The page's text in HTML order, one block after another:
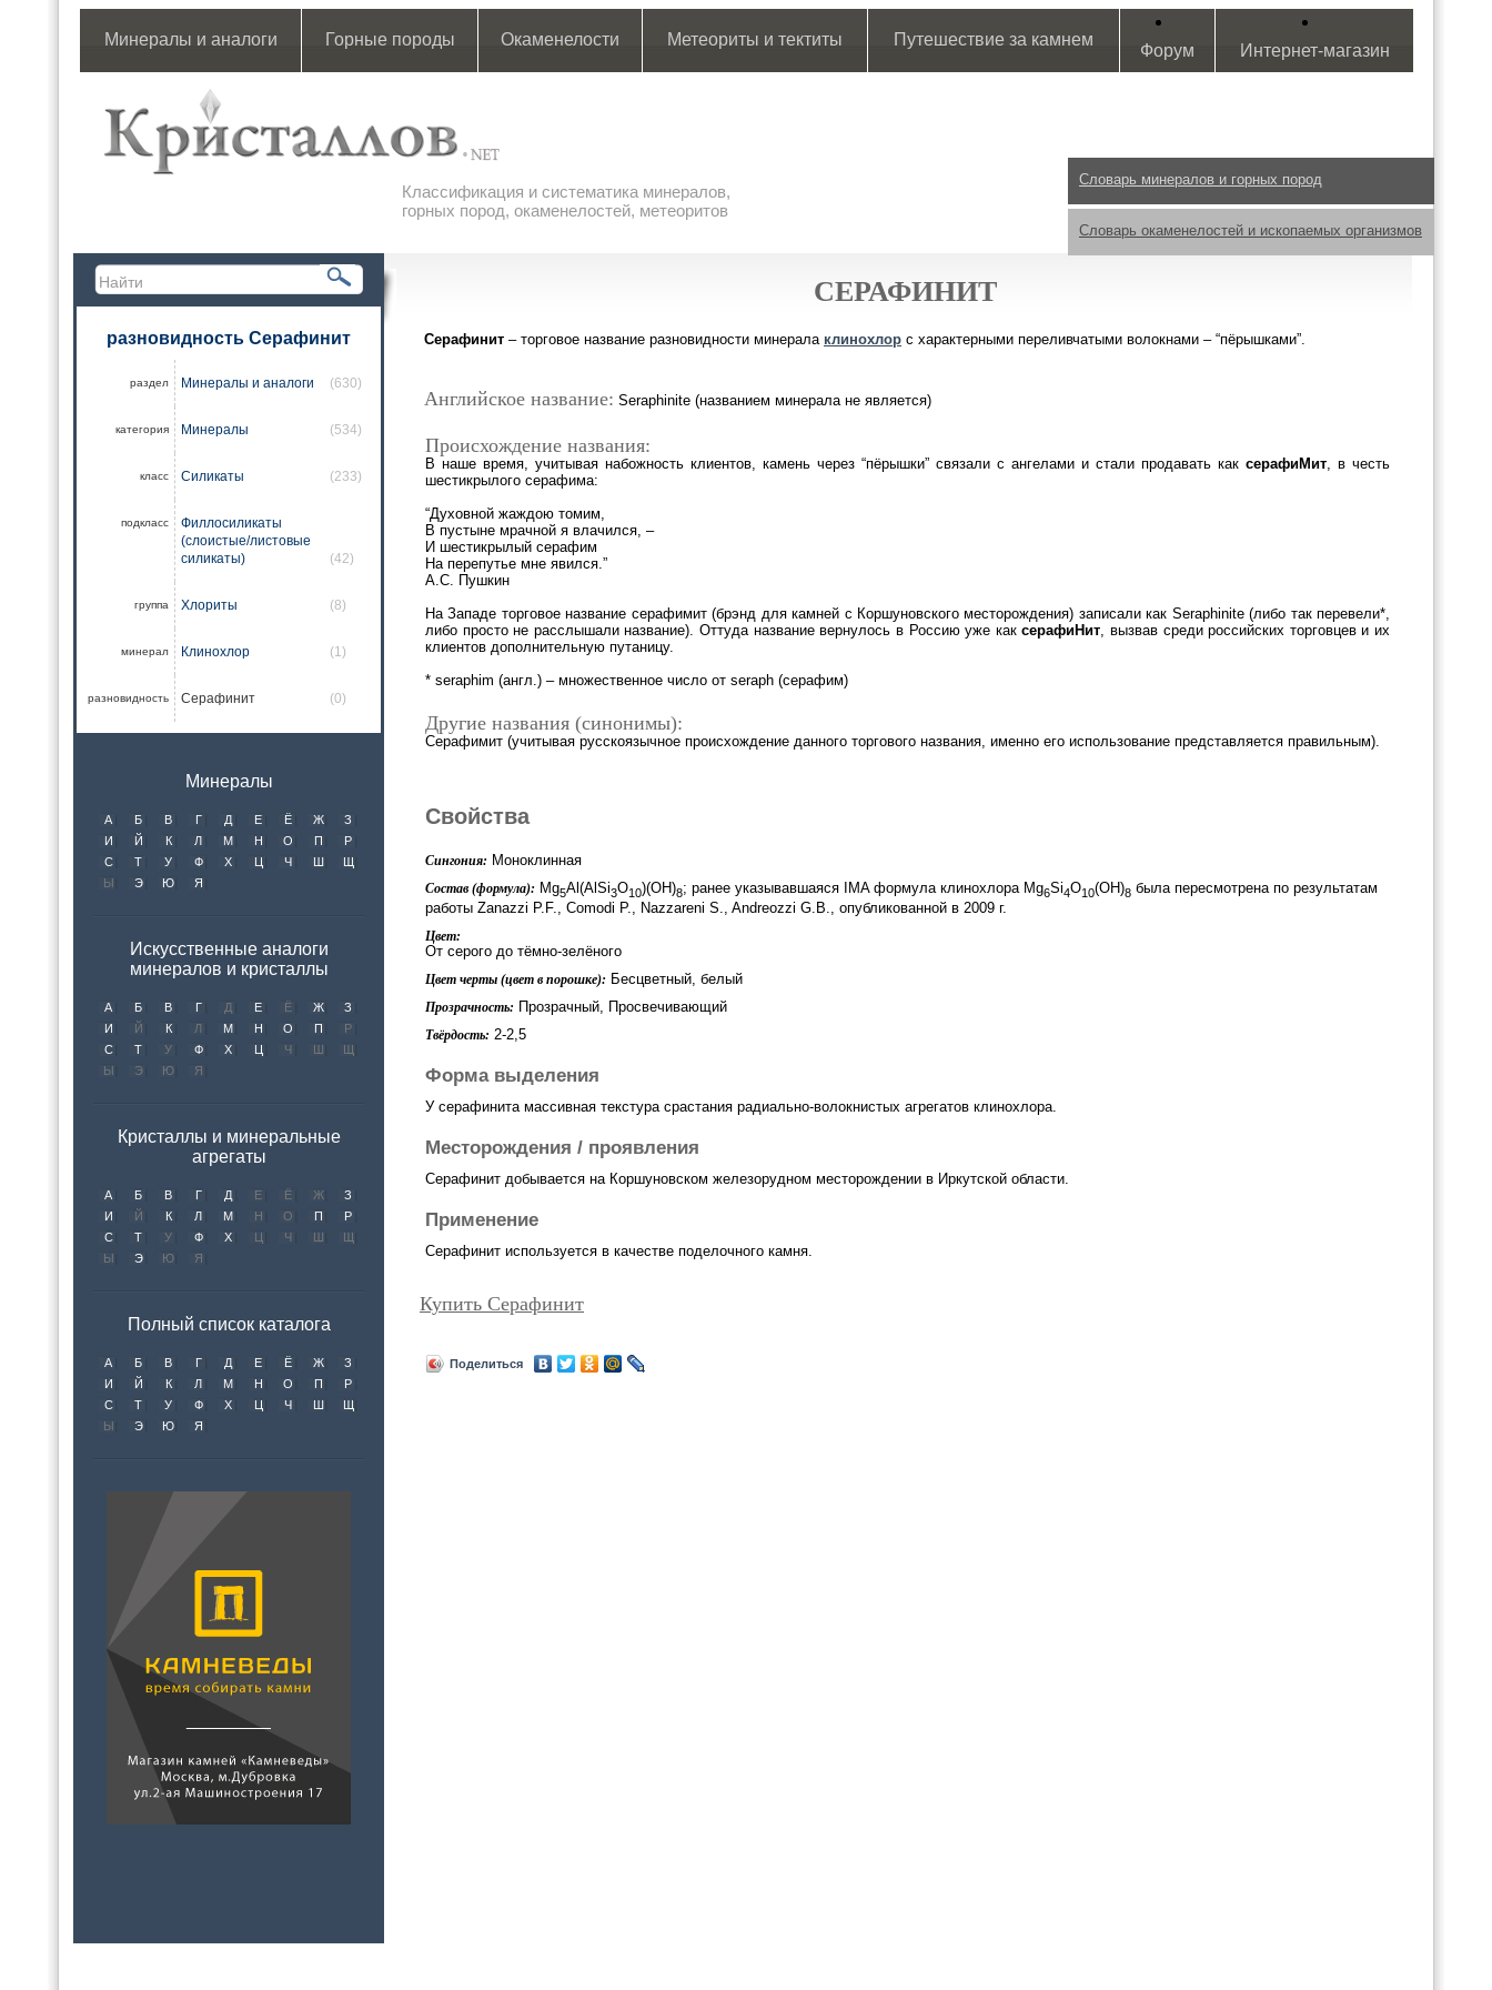
Минералы и аналоги Горные породы Окаменелости Метеориты и тектиты Путешествие за камнем
Форум Интернет-магазин
Классификация и систематика минералов,
горных пород, окаменелостей, метеоритов
Словарь минералов и горных пород
Словарь окаменелостей и ископаемых организмов
разновидность Серафинит
раздел Минералы и аналоги (630)
категория Минералы (534)
класс Силикаты (233)
подкласс
Филлосиликаты
(слоистые/листовые
силикаты)
(42)
группа Хлориты (8)
минерал Клинохлор (1)
разновидность Серафинит (0)
Минералы
А Б В Г Д Е Ё Ж
З
И
Й К Л М Н О П
Р
С
Т У Ф Х Ц Ч Ш
Щ
Ы
Э Ю Я
Искусственные аналоги
минералов и кристаллы
А Б В Г Д Е Ё Ж
З
И
Й К Л М Н О П
Р
С
Т У Ф Х Ц Ч Ш
Щ
Ы
Э Ю Я
Кристаллы и минеральные
агрегаты
А Б В Г Д Е Ё Ж
З
И
Й К Л М Н О П
Р
С
Т У Ф Х Ц Ч Ш
Щ
Ы
Э Ю Я
Полный список каталога
А Б В Г Д Е Ё Ж
З
И
Й К Л М Н О П
Р
С
Т У Ф Х Ц Ч Ш
Щ
Ы
Э Ю Я
СЕРАФИНИТ
Серафинит – торговое название разновидности минерала клинохлор с характерными переливчатыми волокнами – “пёрышками”.
Английское название: Seraphinite (названием минерала не является)
Происхождение названия:
В наше время, учитывая набожность клиентов, камень через “пёрышки” связали с ангелами и стали продавать как серафиМит, в честь
шестикрылого серафима:
“Духовной жаждою томим,
В пустыне мрачной я влачился, –
И шестикрылый серафим
На перепутье мне явился.”
А.С. Пушкин
На Западе торговое название серафимит (брэнд для камней с Коршуновского месторождения) записали как Seraphinite (либо так перевели*,
либо просто не расслышали название). Оттуда название вернулось в Россию уже каксерафиНит, вызвав среди российских торговцев и их
клиентов дополнительную путаницу.
* seraphim (англ.) – множественное число от seraph (серафим)
Другие названия (синонимы):
Серафимит (учитывая русскоязычное происхождение данного торгового названия, именно его использование представляется правильным).
Свойства
Сингония: Моноклинная
Состав (формула): Mg5Al(AlSi3O10)(OH)8; ранее указывавшаяся IMA формула клинохлора Mg6Si4O10(OH)8 была пересмотрена по результатам
работы Zanazzi P.F., Comodi P., Nazzareni S., Andreozzi G.B., опубликованной в 2009 г.
Цвет:
От серого до тёмно-зелёного
Цвет черты (цвет в порошке): Бесцветный, белый
Прозрачность: Прозрачный, Просвечивающий
Твёрдость: 2-2,5
Форма выделения
У серафинита массивная текстура срастания радиально-волокнистых агрегатов клинохлора.
Месторождения / проявления
Серафинит добывается на Коршуновском железорудном месторождении в Иркутской области.
Применение
Серафинит используется в качестве поделочного камня.
Купить Серафинит
Поделиться